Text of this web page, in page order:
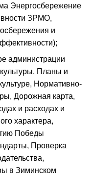
Энергосбережение
ЗРМО,
и
администрации
Планы и
Нормативно-
Дорожная карта,
и расходах и
характера,
Победы
Проверка
в Зиминском